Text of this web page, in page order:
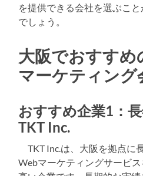
を提供できる会社を選ぶこ
でしょう。
大阪でおすすめ
マーケティング
おすすめ企業1：
TKT Inc.
TKT Inc.は、大阪を拠点に
Webマーケティングサービ